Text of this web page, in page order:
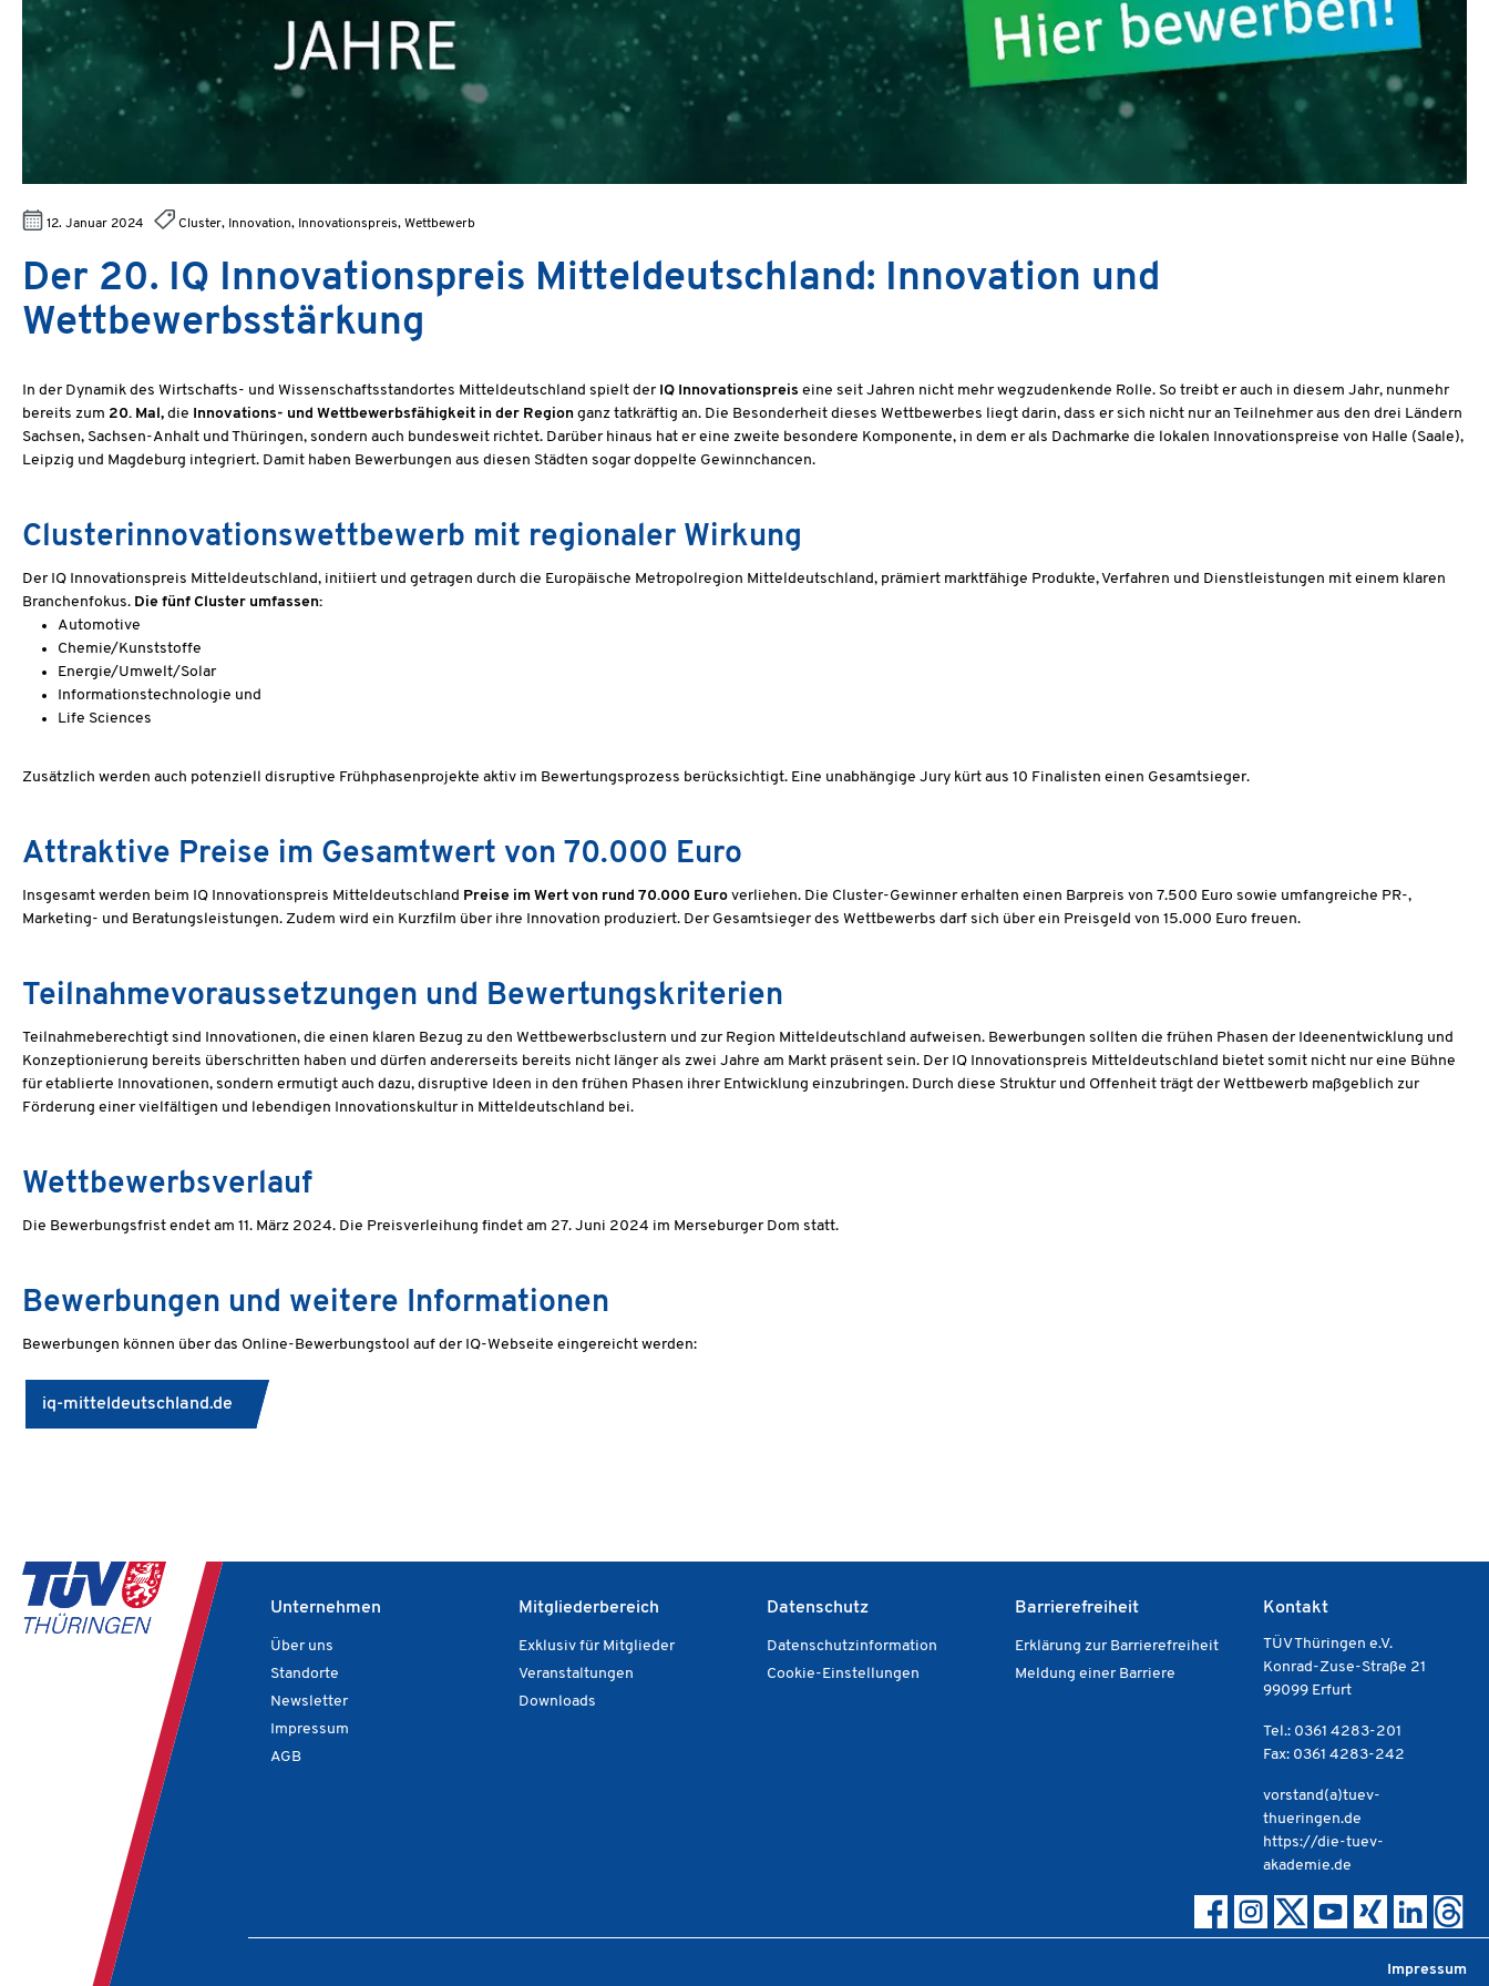
12. Januar 2024 Cluster, Innovation, Innovationspreis, Wettbewerb
Der 20. IQ Innovationspreis Mitteldeutschland: Innovation und
Wettbewerbsstärkung
In der Dynamik des Wirtschafts- und Wissenschaftsstandortes Mitteldeutschland spielt der IQ Innovationspreis eine seit Jahren nicht mehr wegzudenkende Rolle. So treibt er auch in diesem Jahr, nunmehr
bereits zum 20. Mal, die Innovations- und Wettbewerbsfähigkeit in der Region ganz tatkräftig an. Die Besonderheit dieses Wettbewerbes liegt darin, dass er sich nicht nur an Teilnehmer aus den drei Ländern
Sachsen, Sachsen-Anhalt und Thüringen, sondern auch bundesweit richtet. Darüber hinaus hat er eine zweite besondere Komponente, in dem er als Dachmarke die lokalen Innovationspreise von Halle (Saale),
Leipzig und Magdeburg integriert. Damit haben Bewerbungen aus diesen Städten sogar doppelte Gewinnchancen.
Clusterinnovationswettbewerb mit regionaler Wirkung
Der IQ Innovationspreis Mitteldeutschland, initiiert und getragen durch die Europäische Metropolregion Mitteldeutschland, prämiert marktfähige Produkte, Verfahren und Dienstleistungen mit einem klaren
Branchenfokus. Die fünf Cluster umfassen:
Automotive
Chemie/Kunststoffe
Energie/Umwelt/Solar
Informationstechnologie und
Life Sciences
Zusätzlich werden auch potenziell disruptive Frühphasenprojekte aktiv im Bewertungsprozess berücksichtigt. Eine unabhängige Jury kürt aus 10 Finalisten einen Gesamtsieger.
Attraktive Preise im Gesamtwert von 70.000 Euro
Insgesamt werden beim IQ Innovationspreis Mitteldeutschland Preise im Wert von rund 70.000 Euro verliehen. Die Cluster-Gewinner erhalten einen Barpreis von 7.500 Euro sowie umfangreiche PR-,
Marketing- und Beratungsleistungen. Zudem wird ein Kurzfilm über ihre Innovation produziert. Der Gesamtsieger des Wettbewerbs darf sich über ein Preisgeld von 15.000 Euro freuen.
Teilnahmevoraussetzungen und Bewertungskriterien
Teilnahmeberechtigt sind Innovationen, die einen klaren Bezug zu den Wettbewerbsclustern und zur Region Mitteldeutschland aufweisen. Bewerbungen sollten die frühen Phasen der Ideenentwicklung und
Konzeptionierung bereits überschritten haben und dürfen andererseits bereits nicht länger als zwei Jahre am Markt präsent sein. Der IQ Innovationspreis Mitteldeutschland bietet somit nicht nur eine Bühne
für etablierte Innovationen, sondern ermutigt auch dazu, disruptive Ideen in den frühen Phasen ihrer Entwicklung einzubringen. Durch diese Struktur und Offenheit trägt der Wettbewerb maßgeblich zur
Förderung einer vielfältigen und lebendigen Innovationskultur in Mitteldeutschland bei.
Wettbewerbsverlauf
Die Bewerbungsfrist endet am 11. März 2024. Die Preisverleihung findet am 27. Juni 2024 im Merseburger Dom statt.
Bewerbungen und weitere Informationen
Bewerbungen können über das Online-Bewerbungstool auf der IQ-Webseite eingereicht werden:
iq-mitteldeutschland.de
Unternehmen
Über uns
Standorte
Newsletter
Impressum
AGB
Mitgliederbereich
Exklusiv für Mitglieder
Veranstaltungen
Downloads
Datenschutz
Datenschutzinformation
Cookie-Einstellungen
Barrierefreiheit
Erklärung zur Barrierefreiheit
Meldung einer Barriere
Kontakt
TÜV Thüringen e.V.
Konrad-Zuse-Straße 21
99099 Erfurt
Tel.: 0361 4283-201
Fax: 0361 4283-242
vorstand(a)tuev-
thueringen.de
https://die-tuev-
akademie.de
Impressum